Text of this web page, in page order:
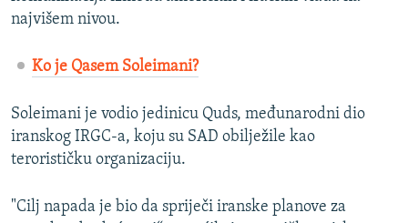
najvišem nivou.
Ko je Qasem Soleimani?
Soleimani je vodio jedinicu Quds, međunarodni dio
iranskog IRGC-a, koju su SAD obilježile kao
terorističku organizaciju.
"Cilj napada je bio da spriječi iranske planove za